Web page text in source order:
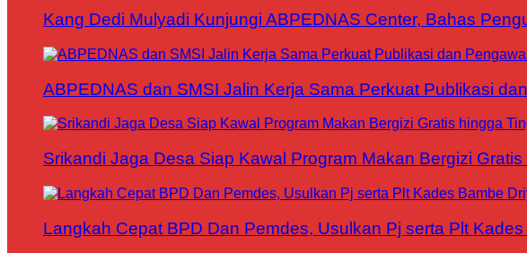
Kang Dedi Mulyadi Kunjungi ABPEDNAS Center, Bahas
ABPEDNAS dan SMSI Jalin Kerja Sama Perkuat Publikasi
Srikandi Jaga Desa Siap Kawal Program Makan Bergizi
Langkah Cepat BPD Dan Pemdes, Usulkan Pj serta Plt